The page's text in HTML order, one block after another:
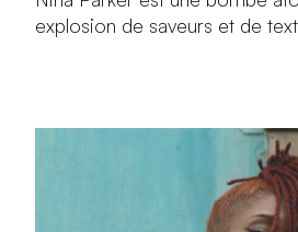
explosion de saveurs et de